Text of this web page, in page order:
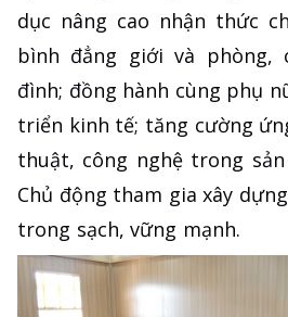
dục nâng cao nhận thức
bình đẳng giới và phòng,
đình; đồng hành cùng phụ
triển kinh tế; tăng cường
thuật, công nghệ trong
Chủ động tham gia xây
trong sạch, vững mạnh.